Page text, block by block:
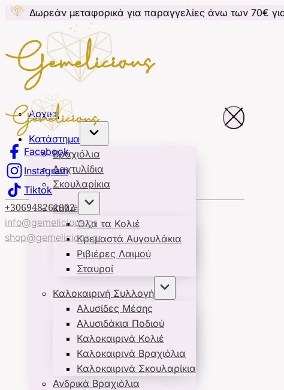
μεταφορικά για παραγγελίες άνω των 70€ για Κύπρο
Αρχική
Κατάστημα
Βραχιόλια
Δαχτυλίδια
Σκουλαρίκια
Κολιέ
Όλα τα Κολιέ
Κρεμαστά Αυγουλάκια
Ριβιέρες Λαιμού
Σταυροί
Καλοκαιρινή Συλλογή
Αλυσίδες Μέσης
Αλυσιδάκια Ποδιού
Καλοκαιρινά Κολιέ
Καλοκαιρινά Βραχιόλια
Καλοκαιρινά Σκουλαρίκια
Ανδρικά Βραχιόλια
Facebook
Instagram
Tiktok
+306948261002
info@gemelicious.gr
shop@gemelicious.gr